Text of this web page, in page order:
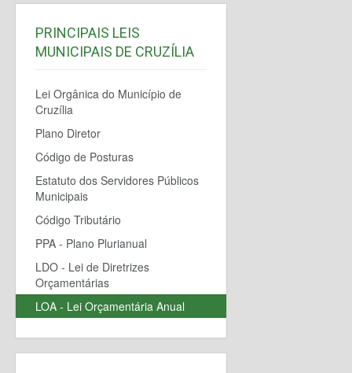
PRINCIPAIS LEIS
MUNICIPAIS DE CRUZÍLIA
Lei Orgânica do Município de
Cruzília
Plano Diretor
Código de Posturas
Estatuto dos Servidores Públicos
Municipais
Código Tributário
PPA - Plano Plurianual
LDO - Lei de Diretrizes
Orçamentárias
LOA - Lei Orçamentária Anual